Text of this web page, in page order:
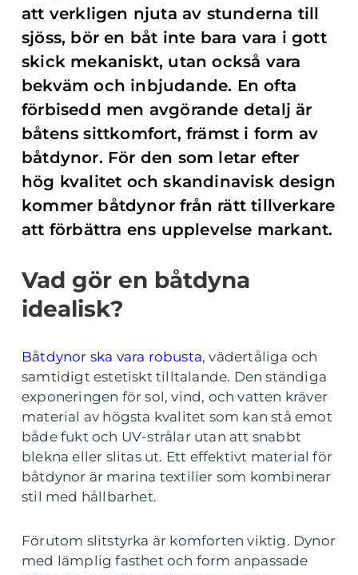
att verkligen njuta av stunderna till
sjöss, bör en båt inte bara vara i gott
skick mekaniskt, utan också vara
bekväm och inbjudande. En ofta
förbisedd men avgörande detalj är
båtens sittkomfort, främst i form av
båtdynor. För den som letar efter
hög kvalitet och skandinavisk design
kommer båtdynor från rätt tillverkare
att förbättra ens upplevelse markant.
Vad gör en båtdyna
idealisk?
Båtdynor ska vara robusta, vädertåliga och
samtidigt estetiskt tilltalande. Den ständiga
exponeringen för sol, vind, och vatten kräver
material av högsta kvalitet som kan stå emot
både fukt och UV-strålar utan att snabbt
blekna eller slitas ut. Ett effektivt material för
båtdynor är marina textilier som kombinerar
stil med hållbarhet.
Förutom slitstyrka är komforten viktig. Dynor
med lämplig fasthet och form anpassade